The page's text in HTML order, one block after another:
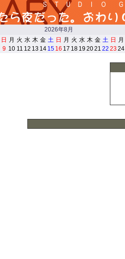
2026年8月
日 月 火 水 木 金 土 日 月 火 水 木 金 土 日 月
9 10 11 12 13 14 15 16 17 18 19 2021 22 23 24